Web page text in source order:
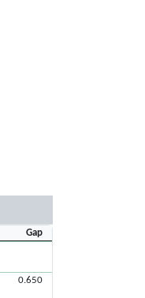
Gap
0.650